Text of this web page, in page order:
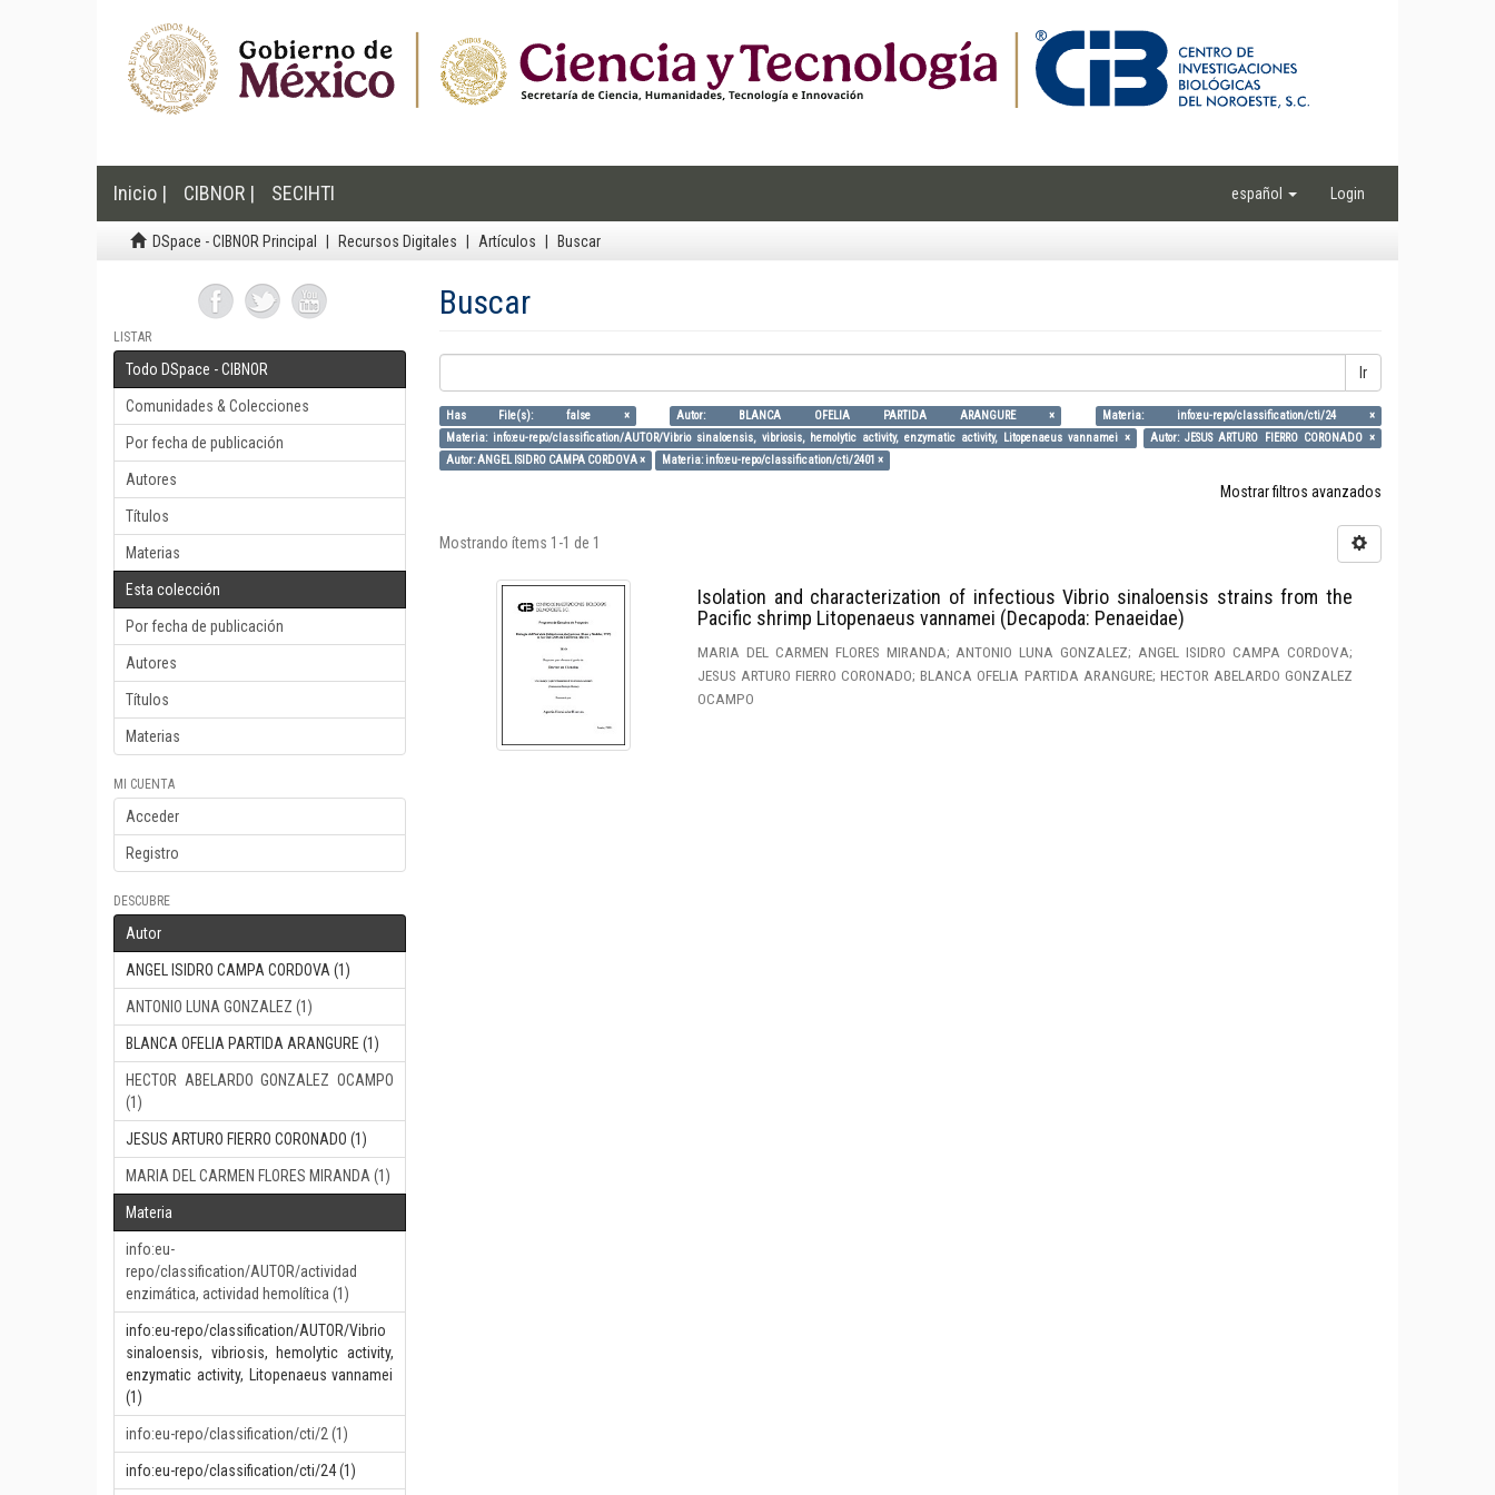
Inicio | CIBNOR | SECIHTI español Login
DSpace - CIBNOR Principal Recursos Digitales Artículos Buscar
LISTAR
Todo DSpace - CIBNOR
Comunidades & Colecciones
Por fecha de publicación
Autores
Títulos
Materias
Esta colección
Por fecha de publicación
Autores
Títulos
Materias
MI CUENTA
Acceder
Registro
DESCUBRE
Autor
ANGEL ISIDRO CAMPA CORDOVA (1)
ANTONIO LUNA GONZALEZ (1)
BLANCA OFELIA PARTIDA ARANGURE (1)
HECTOR ABELARDO GONZALEZ OCAMPO
(1)
JESUS ARTURO FIERRO CORONADO (1)
MARIA DEL CARMEN FLORES MIRANDA (1)
Materia
info:eu-
repo/classification/AUTOR/actividad
enzimática, actividad hemolítica (1)
info:eu-repo/classification/AUTOR/Vibrio
sinaloensis, vibriosis, hemolytic activity,
enzymatic activity, Litopenaeus vannamei
(1)
info:eu-repo/classification/cti/2 (1)
info:eu-repo/classification/cti/24 (1)
Buscar
Ir
Has File(s): false × Autor: BLANCA OFELIA PARTIDA ARANGURE ×
Materia: info:eu-repo/classification/cti/24 ×
Materia: info:eu-repo/classification/AUTOR/Vibrio sinaloensis, vibriosis, hemolytic activity, enzymatic activity, Litopenaeus vannamei ×
Autor: JESUS ARTURO FIERRO CORONADO ×
Autor: ANGEL ISIDRO CAMPA CORDOVA ×
Materia: info:eu-repo/classification/cti/2401 ×
Mostrar filtros avanzados
Mostrando ítems 1-1 de 1
Isolation and characterization of infectious Vibrio sinaloensis strains from the
Pacific shrimp Litopenaeus vannamei (Decapoda: Penaeidae)
MARIA DEL CARMEN FLORES MIRANDA; ANTONIO LUNA GONZALEZ; ANGEL ISIDRO CAMPA CORDOVA;
JESUS ARTURO FIERRO CORONADO; BLANCA OFELIA PARTIDA ARANGURE; HECTOR ABELARDO GONZALEZ
OCAMPO